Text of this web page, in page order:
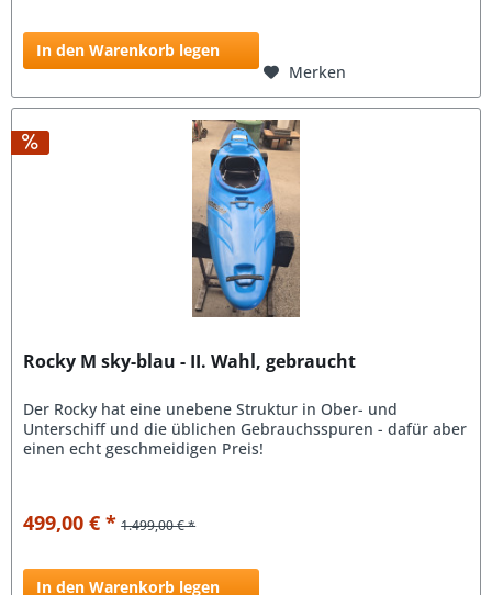
In den Warenkorb legen
Merken
Rocky M sky-blau - II. Wahl, gebraucht
Der Rocky hat eine unebene Struktur in Ober- und
Unterschiff und die üblichen Gebrauchsspuren - dafür aber
einen echt geschmeidigen Preis!
499,00 € * 1.499,00 € *
In den Warenkorb legen